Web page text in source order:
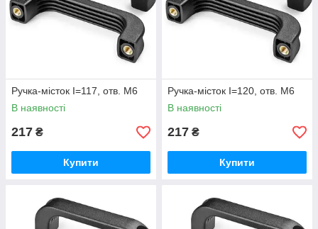
Ручка-місток I=117, отв. М6
В наявності
217 ₴
Купити
Ручка-місток I=120, отв. М6
В наявності
217 ₴
Купити